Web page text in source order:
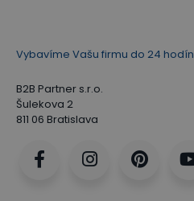
Vybavíme Vašu firmu do 24 hodín
B2B Partner s.r.o.
Šulekova 2
811 06 Bratislava